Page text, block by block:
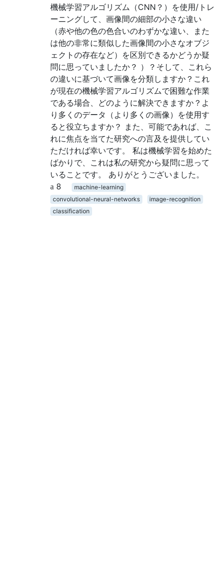
機械学習アルゴリズム（CNN？）を使用/トレ
ーニングして、画像間の細部の小さな違い
（赤や他の色の色合いのわずかな違い、また
は他の非常に類似した画像間の小さなオブジ
ェクトの存在など）を区別できるかどうか疑
問に思っていましたか？ ）？そして、これら
の違いに基づいて画像を分類しますか？これ
が現在の機械学習アルゴリズムで困難な作業
である場合、どのように解決できますか？よ
り多くのデータ（より多くの画像）を使用す
ると役立ちますか？ また、可能であれば、こ
れに焦点を当てた研究への言及を提供してい
ただければ幸いです。 私は機械学習を始めた
ばかりで、これは私の研究から疑問に思って
いることです。 ありがとうございました。
8
machine-learning
convolutional-neural-networks
image-recognition
classification